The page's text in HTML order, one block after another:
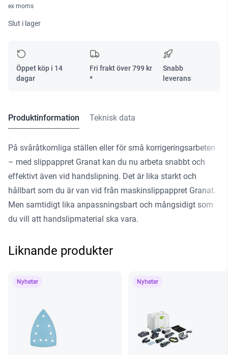
ex moms
Slut i lager
Öppet köp i 14
dagar
Fri frakt över799 kr
*
Snabb
leverans
Produktinformation Teknisk data
På svåråtkomliga ställen eller för små korrigeringsarbeten
– med slippappret Granat kan du nu arbeta snabbt och
effektivt även vid handslipning. Det är lika starkt och
hållbart som du är van vid från maskinslippappret Granat.
Men samtidigt lika anpassningsbart och mångsidigt som
du vill att handslipmaterial ska vara.
Liknande produkter
Nyheter Nyheter